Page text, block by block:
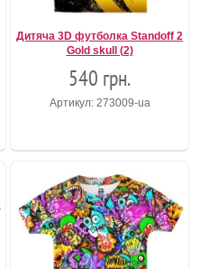
Дитяча 3D футболка Standoff 2
Gold skull (2)
540 грн.
Артикул: 273009-ua